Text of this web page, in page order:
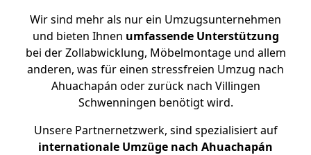
Wir sind mehr als nur ein Umzugsunternehmen
und bieten Ihnen umfassende Unterstützung
bei der Zollabwicklung, Möbelmontage und allem
anderen, was für einen stressfreien Umzug nach
Ahuachapán oder zurück nach Villingen
Schwenningen benötigt wird.
Unsere Partnernetzwerk, sind spezialisiert auf
internationale Umzüge nach Ahuachapán